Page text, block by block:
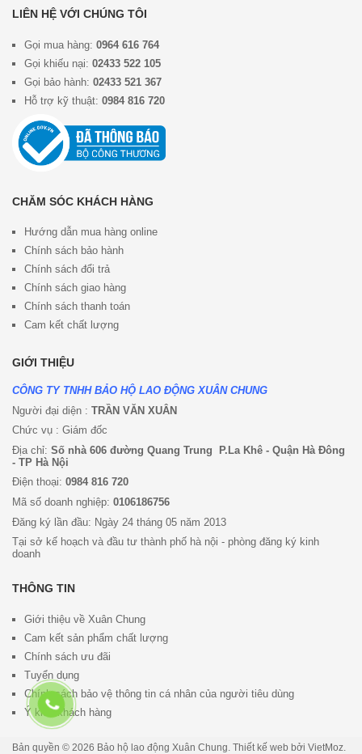
LIÊN HỆ VỚI CHÚNG TÔI
Gọi mua hàng: 0964 616 764
Gọi khiếu nại: 02433 522 105
Gọi bảo hành: 02433 521 367
Hỗ trợ kỹ thuật: 0984 816 720
CHĂM SÓC KHÁCH HÀNG
Hướng dẫn mua hàng online
Chính sách bảo hành
Chính sách đổi trả
Chính sách giao hàng
Chính sách thanh toán
Cam kết chất lượng
GIỚI THIỆU
CÔNG TY TNHH BẢO HỘ LAO ĐỘNG XUÂN CHUNG
Người đại diện : TRẦN VĂN XUÂN
Chức vụ : Giám đốc
Địa chỉ: Số nhà 606 đường Quang Trung P.La Khê - Quận Hà Đông
- TP Hà Nội
Điện thoại: 0984 816 720
Mã số doanh nghiệp: 0106186756
Đăng ký lần đầu: Ngày 24 tháng 05 năm 2013
Tại sở kế hoạch và đầu tư thành phố hà nội - phòng đăng ký kinh
doanh
THÔNG TIN
Giới thiệu về Xuân Chung
Cam kết sản phẩm chất lượng
Chính sách ưu đãi
Tuyển dụng
Chính sách bảo vệ thông tin cá nhân của người tiêu dùng
Ý kiến khách hàng
Bản quyền © 2026 Bảo hộ lao động Xuân Chung. Thiết kế web bởi VietMoz.